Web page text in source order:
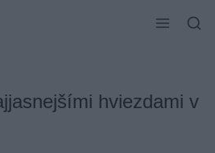
hviezdami v